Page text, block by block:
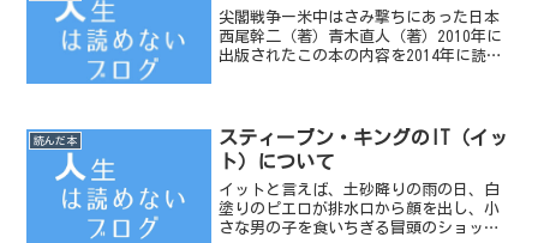
尖閣戦争ー米中はさみ撃ちにあった日本
西尾幹二（著）青木直人（著）2010年に
出版されたこの本の内容を2014年に読ん
の情勢、世界情勢...
読んだ本
スティーブン・キングのIT（イッ
ト）について
イットと言えば、土砂降りの雨の日、白
塗りのピエロが排水口から顔を出し、小
さな男の子を食いちぎる冒頭のショッキ